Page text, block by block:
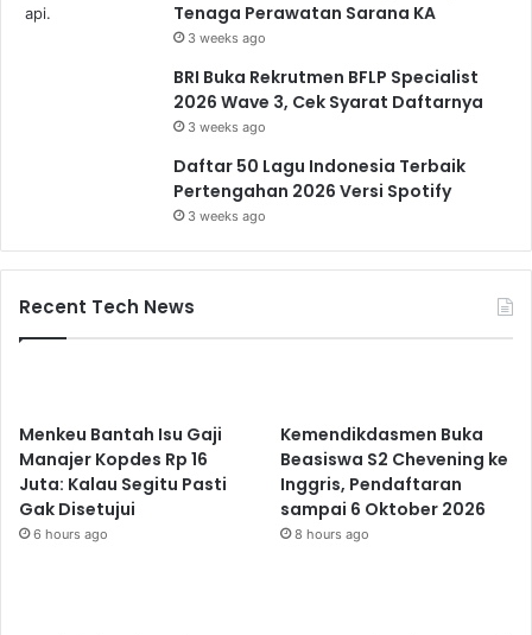
Tenaga Perawatan Sarana KA
3 weeks ago
BRI Buka Rekrutmen BFLP Specialist
2026 Wave 3, Cek Syarat Daftarnya
3 weeks ago
Daftar 50 Lagu Indonesia Terbaik
Pertengahan 2026 Versi Spotify
3 weeks ago
Recent Tech News
Menkeu Bantah Isu Gaji
Manajer Kopdes Rp 16
Juta: Kalau Segitu Pasti
Gak Disetujui
6 hours ago
Kemendikdasmen Buka
Beasiswa S2 Chevening ke
Inggris, Pendaftaran
sampai 6 Oktober 2026
8 hours ago